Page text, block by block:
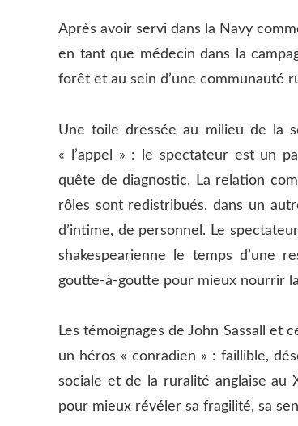
Après avoir servi dans la Navy
en tant que médecin dans la
forêt et au sein d’une communauté
Une toile dressée au milieu de la
« l’appel » : le spectateur est un
quête de diagnostic. La relation
rôles sont redistribués, dans un
d’intime, de personnel. Le
shakespearienne le temps d’une
goutte-à-goutte pour mieux nourrir
Les témoignages de John Sassall et
un héros « conradien » : faillible,
sociale et de la ruralité anglaise au
pour mieux révéler sa fragilité, sa